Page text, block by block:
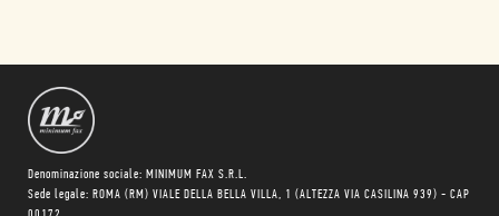
Denominazione sociale: MINIMUM FAX S.R.L.
Sede legale: ROMA (RM) VIALE DELLA BELLA VILLA, 1 (ALTEZZA VIA CASILINA 939) - CAP